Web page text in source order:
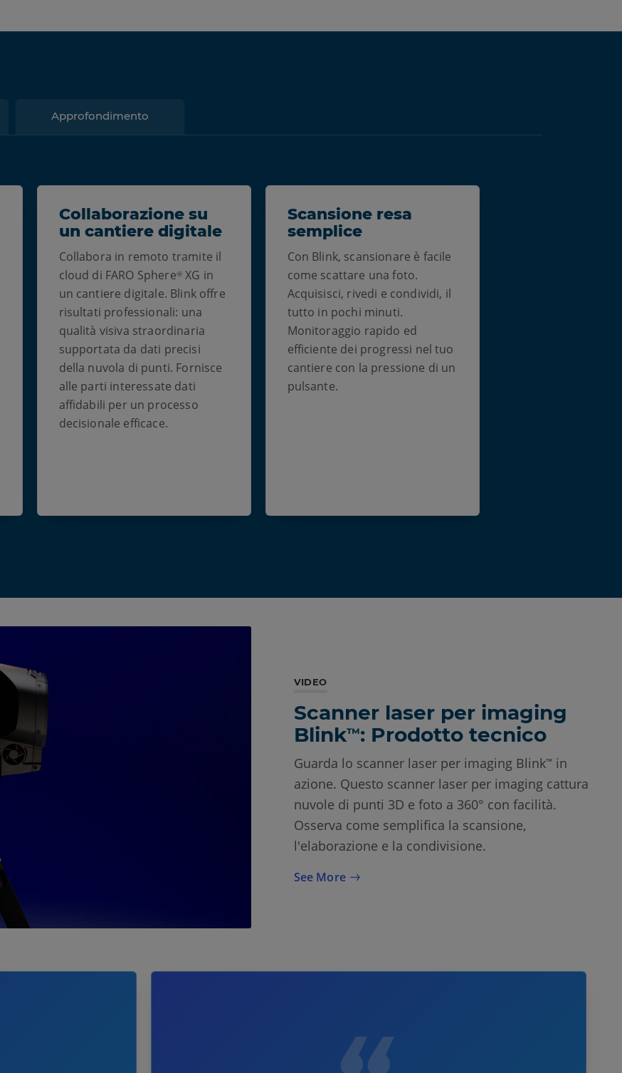
Approfondimento
Collaborazione su
un cantiere digitale
Collabora in remoto tramite il
cloud di FARO Sphere®XG in
un cantiere digitale. Blink offre
risultati professionali: una
qualità visiva straordinaria
supportata da dati precisi
della nuvola di punti. Fornisce
alle parti interessate dati
affidabili per un processo
decisionale efficace.
Scansione resa
semplice
Con Blink, scansionare è facile
come scattare una foto.
Acquisisci, rivedi e condividi, il
tutto in pochi minuti.
Monitoraggio rapido ed
efficiente dei progressi nel tuo
cantiere con la pressione di un
pulsante.
VIDEO
Scanner laser per imaging
Blink™: Prodotto tecnico
Guarda lo scanner laser per imaging Blink™in
azione. Questo scanner laser per imaging cattura
nuvole di punti 3D e foto a 360° con facilità.
Osserva come semplifica la scansione,
l'elaborazione e la condivisione.
See More